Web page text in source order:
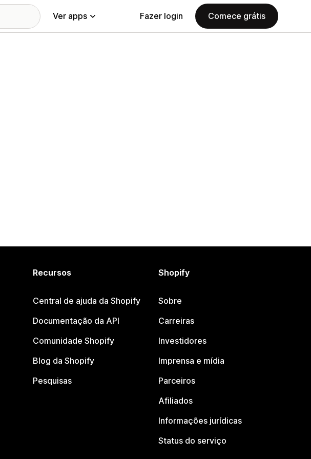
Ver apps Fazer login Comece grátis
Recursos
Central de ajuda da Shopify
Documentação da API
Comunidade Shopify
Blog da Shopify
Pesquisas
Shopify
Sobre
Carreiras
Investidores
Imprensa e mídia
Parceiros
Afiliados
Informações jurídicas
Status do serviço